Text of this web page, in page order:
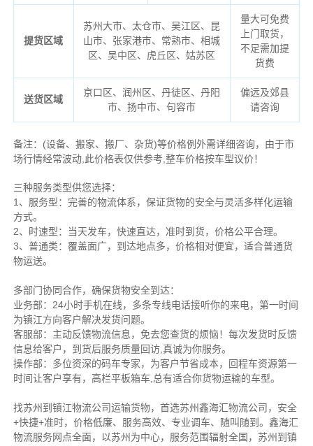
提货区域
苏州大市、太仓市、吴江区、昆
山市、张家港市、常熟市、相城
区、吴中区、虎丘区、姑苏区
量大可免费
上门取货，
不足需加提
货费
送货区域
京口区、润州区、丹徒区、丹阳
市、扬中市、句容市
偏远及郊县
请咨询
备注： (设备、搬家、搬厂、杂货)等价格例外需详细咨询，由于市
场行情经常波动,此价格表仅供参考,整车价格按车型议价！
三种服务类型供您选择：
1、服务型：完善的物流体系，保证货物的安全与灵活多样化运输
方式。
2、时速型：当天发车，快速直达，准时到货，价格公平合理。
3、普通类：覆盖面广，到达地点多，价格相对便宜，适合普通货
物运送。
多部门协同合作，确保货物安全到达：
业务部：24小时手机在线，多条专线电话接听你的来电，第一时间
为镇江方向客户解决发货问题。
客服部：主动反馈物流信息，免去您查货的烦恼！每次发货时反馈
信息给客户，到货后服务质量回访,真诚为你服务。
操作部：多位资深的码车专家，为客户节省成本，回程车资源第一
时间让客户享有，高栏平板箱车,总有适合你货物运输的车型。
找苏州到镇江物流公司运输货物，首选苏州鑫海汇物流公司，安全
+快捷+准时，价格低廉、服务高效、专业调车、随叫随到。鑫海汇
物流服务网点全面，以苏州为中心，服务范围辐射全国，苏州到镇